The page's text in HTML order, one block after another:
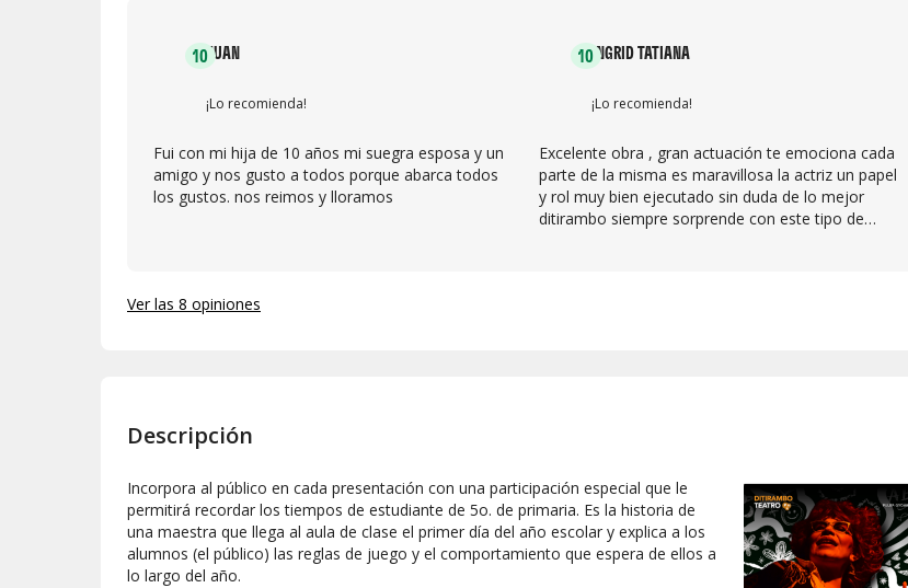
10JUAN
¡Lo recomienda!
Fui con mi hija de 10 años mi suegra esposa y un
amigo y nos gusto a todos porque abarca todos
los gustos. nos reimos y lloramos
10INGRID TATIANA
¡Lo recomienda!
Excelente obra , gran actuación te emociona cada
parte de la misma es maravillosa la actriz un papel
y rol muy bien ejecutado sin duda de lo mejor
ditirambo siempre sorprende con este tipo de
Ver las 8 opiniones
Descripción
Incorpora al público en cada presentación con una participación especial que le
permitirá recordar los tiempos de estudiante de 5o. de primaria. Es la historia de
una maestra que llega al aula de clase el primer día del año escolar y explica a los
alumnos (el público) las reglas de juego y el comportamiento que espera de ellos a
lo largo del año.